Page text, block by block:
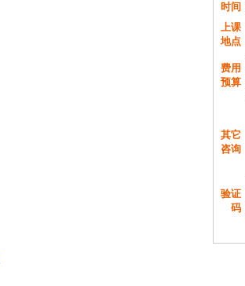
时间
上课
地点
费用
预算
其它
咨询
验证
码